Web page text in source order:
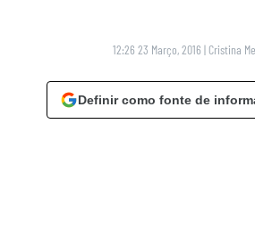
12:26 23 Março, 2016 | Cristina
Definir como fonte de